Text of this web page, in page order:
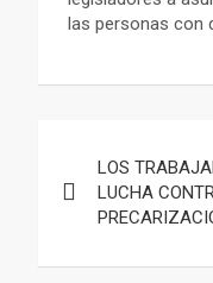
las personas con
de
LOS
LUCHA